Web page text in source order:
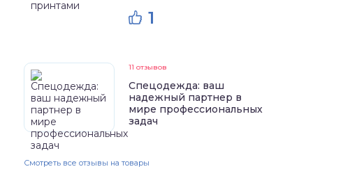
1
11 отзывов
Спецодежда: ваш
надежный партнер в
мире профессиональных
задач
Смотреть все отзывы на товары